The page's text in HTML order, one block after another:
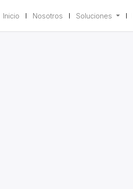
Inicio Nosotros Soluciones